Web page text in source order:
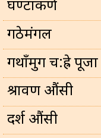
घण्टाकर्ण
गठेमंगल
गथाँमुग च:ह्रे पूजा
श्रावण औंसी
दर्श औंसी